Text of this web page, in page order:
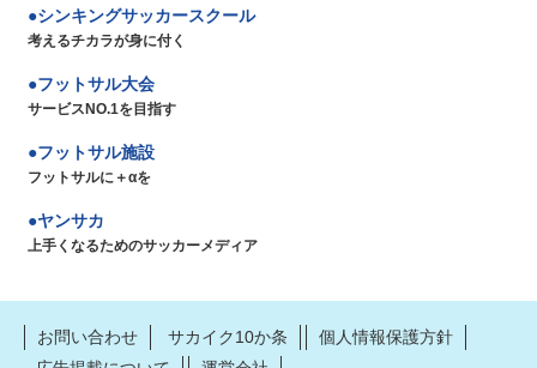
シンキングサッカースクール
考えるチカラが身に付く
フットサル大会
サービスNO.1を目指す
フットサル施設
フットサルに＋αを
ヤンサカ
上手くなるためのサッカーメディア
お問い合わせ サカイク10か条
個人情報保護方針